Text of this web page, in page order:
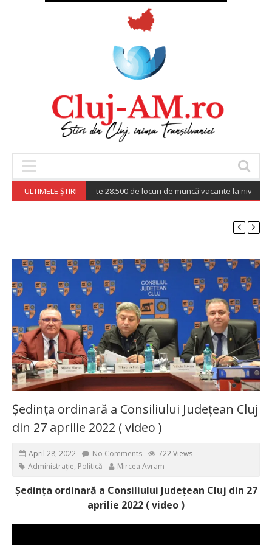
ULTIMELE ȘTIRIPeste 28.500 de locuri de muncă vacante la nivel
Ședința ordinară a Consiliului Județean Cluj
din 27 aprilie 2022 ( video )
April 28, 2022 No Comments
722 Views
Administrație, Politică Mircea Avram
Ședința ordinară a Consiliului Județean Cluj din 27
aprilie 2022 ( video )